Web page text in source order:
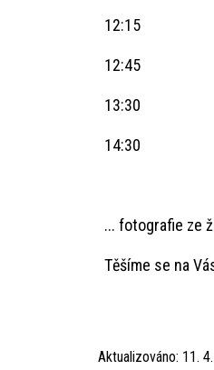
12:15
12:45
13:30 Co je
14:30 Kam
... fotografie ze
Těšíme se na
Aktualizováno: 11.